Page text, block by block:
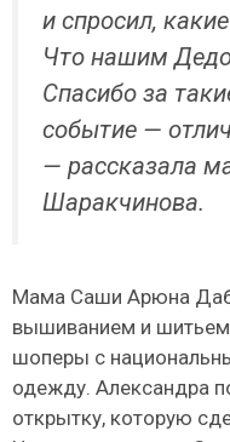
и спросил,
Что нашим
Спасибо за
событие —
— рассказала
Шаракчинова.
Мама Саши Арюна
вышиванием и
шоперы с
одежду. Александра
открытку, которую